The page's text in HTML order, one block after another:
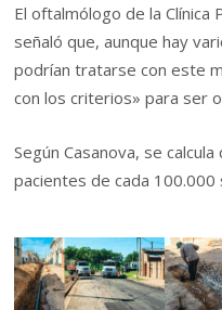
El oftalmólogo de la
señaló que, aunque hay
podrían tratarse con este
con los criterios» para ser
Según Casanova, se
pacientes de cada